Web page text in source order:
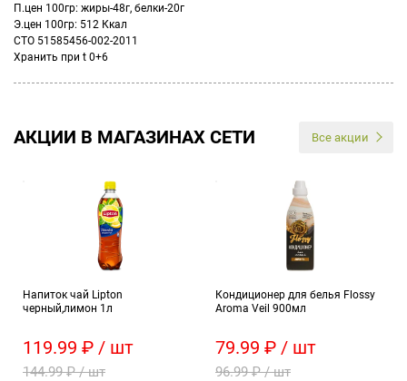
П.цен 100гр: жиры-48г, белки-20г
Э.цен 100гр: 512 Ккал
СТО 51585456-002-2011
Хранить при t 0+6
АКЦИИ В МАГАЗИНАХ СЕТИ Все акции
Напиток чай Lipton
черный,лимон 1л
119.99 ₽ / шт
144.99 ₽ / шт
Кондиционер для белья Flossy
Aroma Veil 900мл
79.99 ₽ / шт
96.99 ₽ / шт